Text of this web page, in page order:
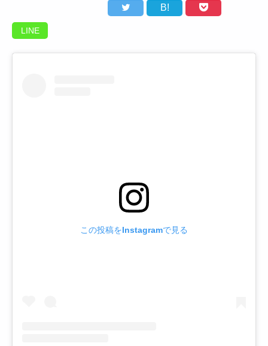
B!
LINE
この投稿をInstagramで見る